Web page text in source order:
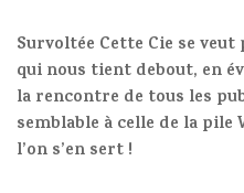
Survoltée Cette Cie se veut
qui nous tient debout, en
la rencontre de tous les
semblable à celle de la pile
l’on s’en sert !